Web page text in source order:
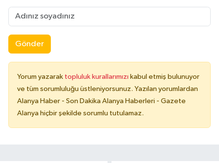
Gönder
Yorum yazarak topluluk kurallarımızı kabul etmiş bulunuyor
ve tüm sorumluluğu üstleniyorsunuz. Yazılan yorumlardan
Alanya Haber - Son Dakika Alanya Haberleri - Gazete
Alanya hiçbir şekilde sorumlu tutulamaz.